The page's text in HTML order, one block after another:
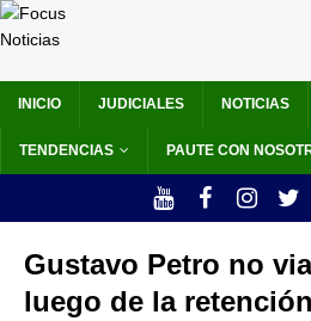
INICIO JUDICIALES NOTICIAS
TENDENCIAS PAUTE CON
Gustavo Petro no
luego de la